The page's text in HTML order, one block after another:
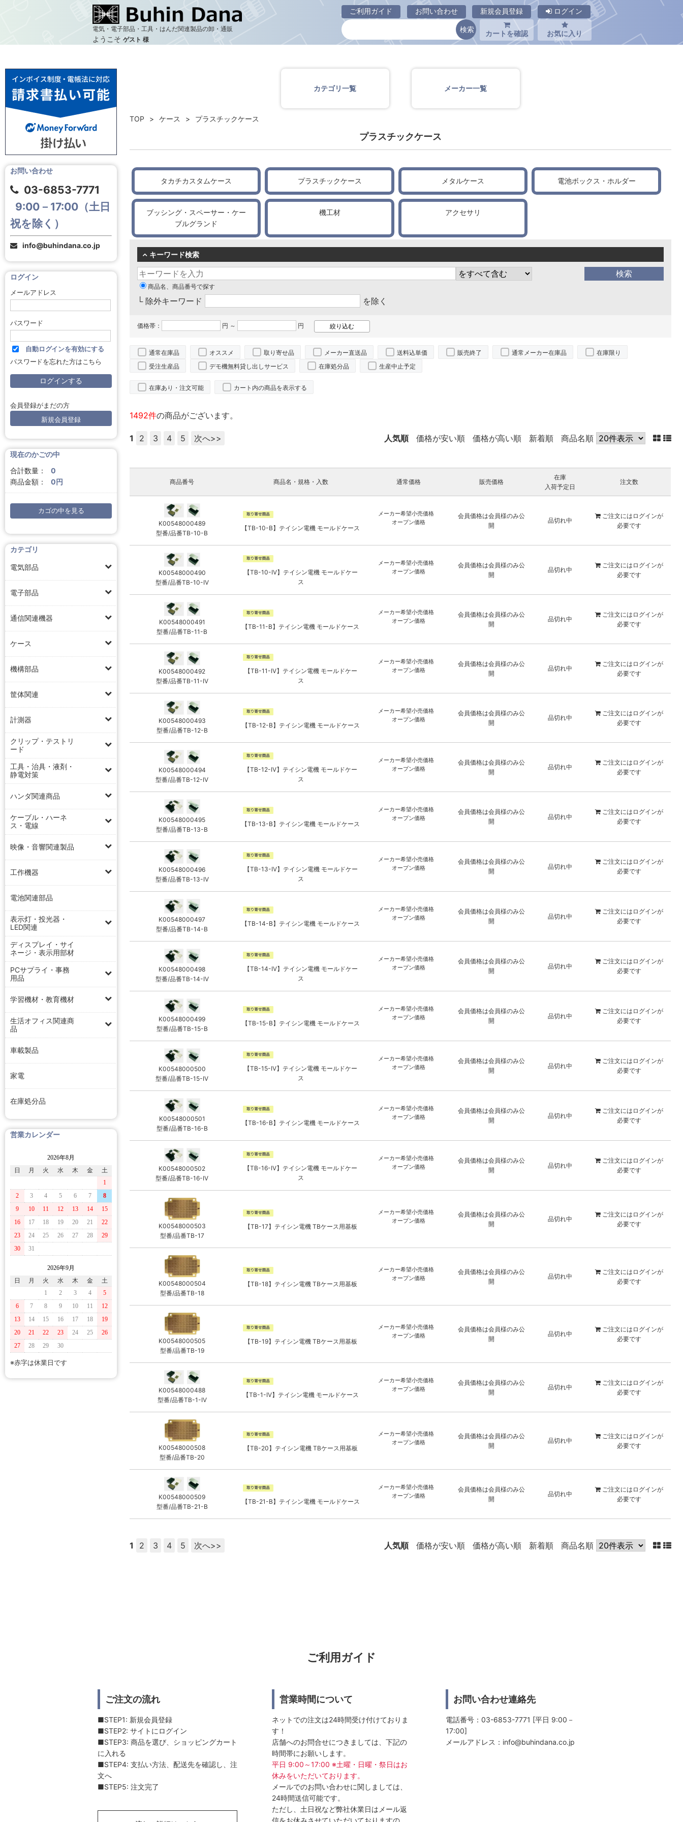
電気・電子部品・工具・はんだ関連製品の卸・通販
ようこそ ゲスト 様
ご利用ガイド お問い合わせ 新規会員登録 ログイン
カートを確認 お気に入り
プラスチックケース
お問い合わせ
03-6853-7771
9:00－17:00（土日
祝を除く）
info@buhindana.co.jp
ログイン
メールアドレス
パスワード
自動ログインを有効にする
パスワードを忘れた方はこちら
会員登録がまだの方
新規会員登録
現在のかごの中
合計数量：
0
商品金額：
0円
カゴの中を見る
カテゴリ
電気部品
電子部品
通信関連機器
ケース
機構部品
筐体関連
計測器
クリップ・テストリ
ード
工具・治具・液剤・
静電対策
ハンダ関連商品
ケーブル・ハーネ
ス・電線
映像・音響関連製品
工作機器
電池関連部品
表示灯・投光器・
LED関連
ディスプレイ・サイ
ネージ・表示用部材
PCサプライ・事務
用品
学習機材・教育機材
生活オフィス関連商
品
車載製品
家電
在庫処分品
営業カレンダー
2026年8月
日
月 火 水 木 金
土
1
2
3 4 5 6 7
8
9
10 11 12 13 14
15
16
17 18 19 20 21
22
23
24 25 26 27 28
29
30
31
2026年9月
日
月 火 水 木 金
土
1
2 3 4
5
6
7 8 9 10 11
12
13
14 15 16 17 18
19
20
21 22 23 24 25
26
27
28 29 30
※赤字は休業日です
カテゴリ一覧 メーカー一覧
TOP ケース プラスチックケース
プラスチックケース
タカチカスタムケース プラスチックケース メタルケース 電池ボックス・ホルダー
ブッシング・スペーサー・ケー
ブルグランド
機工材 アクセサリ
キーワード検索
商品名、商品番号で探す
└ 除外キーワード を除く
価格帯： 円 ～ 円
通常在庫品 オススメ 取り寄せ品 メーカー直送品 送料込単価 販売終了 通常メーカー在庫品
在庫限り
受注生産品
デモ機無料貸し出しサービス 在庫処分品 生産中止予定
在庫あり・注文可能 カート内の商品を表示する
1492件の商品がございます。
人気順 価格が安い順 価格が高い順 新着順 商品名順
1 2 3 4 5 次へ>>
商品番号 商品名・規格・入数 通常価格 販売価格
在庫
入荷予定日
注文数
K00548000489
型番/品番TB-10-B
【TB-10-B】テイシン電機 モールドケース
メーカー希望小売価格
オープン価格
会員価格は会員様のみ公
開
品切れ中
ご注文には ログインが
必要です
K00548000490
型番/品番TB-10-IV
【TB-10-IV】テイシン電機 モールドケー
ス
メーカー希望小売価格
オープン価格
会員価格は会員様のみ公
開
品切れ中
ご注文には ログインが
必要です
K00548000491
型番/品番TB-11-B
【TB-11-B】テイシン電機 モールドケース
メーカー希望小売価格
オープン価格
会員価格は会員様のみ公
開
品切れ中
ご注文には ログインが
必要です
K00548000492
型番/品番TB-11-IV
【TB-11-IV】テイシン電機 モールドケー
ス
メーカー希望小売価格
オープン価格
会員価格は会員様のみ公
開
品切れ中
ご注文には ログインが
必要です
K00548000493
型番/品番TB-12-B
【TB-12-B】テイシン電機 モールドケース
メーカー希望小売価格
オープン価格
会員価格は会員様のみ公
開
品切れ中
ご注文には ログインが
必要です
K00548000494
型番/品番TB-12-IV
【TB-12-IV】テイシン電機 モールドケー
ス
メーカー希望小売価格
オープン価格
会員価格は会員様のみ公
開
品切れ中
ご注文には ログインが
必要です
K00548000495
型番/品番TB-13-B
【TB-13-B】テイシン電機 モールドケース
メーカー希望小売価格
オープン価格
会員価格は会員様のみ公
開
品切れ中
ご注文には ログインが
必要です
K00548000496
型番/品番TB-13-IV
【TB-13-IV】テイシン電機 モールドケー
ス
メーカー希望小売価格
オープン価格
会員価格は会員様のみ公
開
品切れ中
ご注文には ログインが
必要です
K00548000497
型番/品番TB-14-B
【TB-14-B】テイシン電機 モールドケース
メーカー希望小売価格
オープン価格
会員価格は会員様のみ公
開
品切れ中
ご注文には ログインが
必要です
K00548000498
型番/品番TB-14-IV
【TB-14-IV】テイシン電機 モールドケー
ス
メーカー希望小売価格
オープン価格
会員価格は会員様のみ公
開
品切れ中
ご注文には ログインが
必要です
K00548000499
型番/品番TB-15-B
【TB-15-B】テイシン電機 モールドケース
メーカー希望小売価格
オープン価格
会員価格は会員様のみ公
開
品切れ中
ご注文には ログインが
必要です
K00548000500
型番/品番TB-15-IV
【TB-15-IV】テイシン電機 モールドケー
ス
メーカー希望小売価格
オープン価格
会員価格は会員様のみ公
開
品切れ中
ご注文には ログインが
必要です
K00548000501
型番/品番TB-16-B
【TB-16-B】テイシン電機 モールドケース
メーカー希望小売価格
オープン価格
会員価格は会員様のみ公
開
品切れ中
ご注文には ログインが
必要です
K00548000502
型番/品番TB-16-IV
【TB-16-IV】テイシン電機 モールドケー
ス
メーカー希望小売価格
オープン価格
会員価格は会員様のみ公
開
品切れ中
ご注文には ログインが
必要です
K00548000503
型番/品番TB-17
【TB-17】テイシン電機 TBケース用基板
メーカー希望小売価格
オープン価格
会員価格は会員様のみ公
開
品切れ中
ご注文には ログインが
必要です
K00548000504
型番/品番TB-18
【TB-18】テイシン電機 TBケース用基板
メーカー希望小売価格
オープン価格
会員価格は会員様のみ公
開
品切れ中
ご注文には ログインが
必要です
K00548000505
型番/品番TB-19
【TB-19】テイシン電機 TBケース用基板
メーカー希望小売価格
オープン価格
会員価格は会員様のみ公
開
品切れ中
ご注文には ログインが
必要です
K00548000488
型番/品番TB-1-IV
【TB-1-IV】テイシン電機 モールドケース
メーカー希望小売価格
オープン価格
会員価格は会員様のみ公
開
品切れ中
ご注文には ログインが
必要です
K00548000508
型番/品番TB-20
【TB-20】テイシン電機 TBケース用基板
メーカー希望小売価格
オープン価格
会員価格は会員様のみ公
開
品切れ中
ご注文には ログインが
必要です
K00548000509
型番/品番TB-21-B
【TB-21-B】テイシン電機 モールドケース
メーカー希望小売価格
オープン価格
会員価格は会員様のみ公
開
品切れ中
ご注文には ログインが
必要です
人気順 価格が安い順 価格が高い順 新着順 商品名順
1 2 3 4 5 次へ>>
ご利用ガイド
ご注文の流れ
■STEP1: 新規会員登録
■STEP2: サイトにログイン
■STEP3: 商品を選び、ショッピングカート
に入れる
■STEP4: 支払い方法、配送先を確認し、注
文へ
■STEP5: 注文完了
営業時間について
ネットでの注文は24時間受け付けておりま
す！
店舗へのお問合せにつきましては、下記の
時間帯にお願いします。
平日 9:00～17:00 ※土曜・日曜・祭日はお
休みをいただいております。
メールでのお問い合わせに関しましては、
24時間送信可能です。
ただし、土日祝など弊社休業日はメール返
信をお休みさせていただいておりますの
お問い合わせ連絡先
電話番号：03-6853-7771 [平日 9:00－
17:00]
メールアドレス： info@buhindana.co.jp